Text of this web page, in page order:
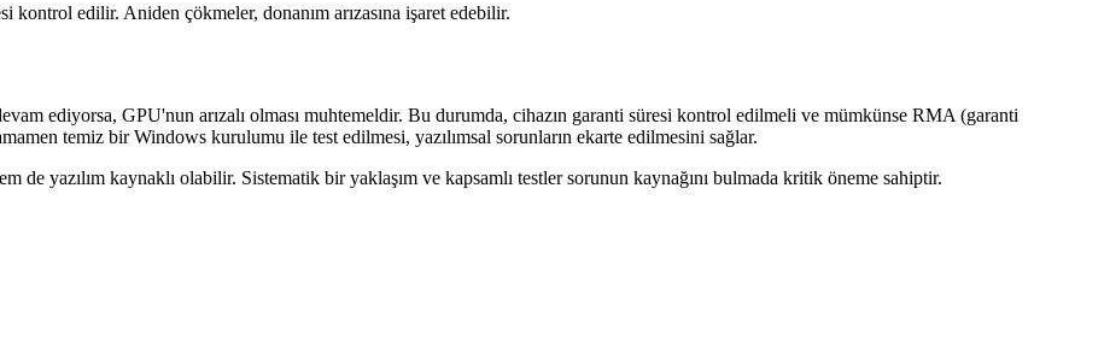
edilir. Aniden çökmeler, donanım arızasına işaret edebilir.
ediyorsa, GPU'nun arızalı olması muhtemeldir. Bu durumda, cihazın garanti süresi kontrol edilmeli ve mümkünse RMA (garanti
temiz bir Windows kurulumu ile test edilmesi, yazılımsal sorunların ekarte edilmesini sağlar.
de yazılım kaynaklı olabilir. Sistematik bir yaklaşım ve kapsamlı testler sorunun kaynağını bulmada kritik öneme sahiptir.